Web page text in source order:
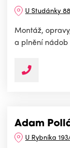
U Studánky
Montáž,
a plnění
Adam
U Rybníka